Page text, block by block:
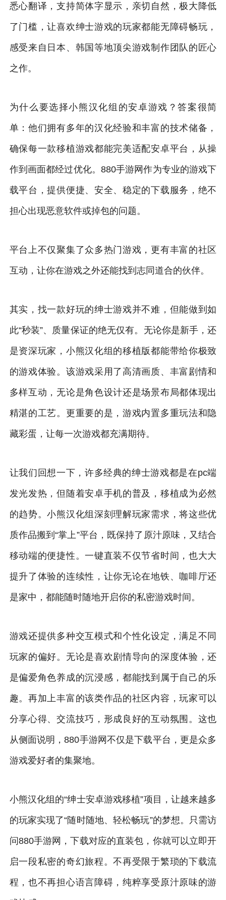
悉心翻译，支持简体字显示，亲切自然，极大降低
了门槛，让喜欢绅士游戏的玩家都能无障碍畅玩，
感受来自日本、韩国等地顶尖游戏制作团队的匠心
之作。
为什么要选择小熊汉化组的安卓游戏？答案很简
单：他们拥有多年的汉化经验和丰富的技术储备，
确保每一款移植游戏都能完美适配安卓平台，从操
作到画面都经过优化。880手游网作为专业的游戏下
载平台，提供便捷、安全、稳定的下载服务，绝不
担心出现恶意软件或掉包的问题。
平台上不仅聚集了众多热门游戏，更有丰富的社区
互动，让你在游戏之外还能找到志同道合的伙伴。
其实，找一款好玩的绅士游戏并不难，但能做到如
此“秒装”、质量保证的绝无仅有。无论你是新手，还
是资深玩家，小熊汉化组的移植版都能带给你极致
的游戏体验。该游戏采用了高清画质、丰富剧情和
多样互动，无论是角色设计还是场景布局都体现出
精湛的工艺。更重要的是，游戏内置多重玩法和隐
藏彩蛋，让每一次游戏都充满期待。
让我们回想一下，许多经典的绅士游戏都是在pc端
发光发热，但随着安卓手机的普及，移植成为必然
的趋势。小熊汉化组深刻理解玩家需求，将这些优
质作品搬到“掌上”平台，既保持了原汁原味，又结合
移动端的便捷性。一键直装不仅节省时间，也大大
提升了体验的连续性，让你无论在地铁、咖啡厅还
是家中，都能随时随地开启你的私密游戏时间。
游戏还提供多种交互模式和个性化设定，满足不同
玩家的偏好。无论是喜欢剧情导向的深度体验，还
是偏爱角色养成的沉浸感，都能找到属于自己的乐
趣。再加上丰富的该类作品的社区内容，玩家可以
分享心得、交流技巧，形成良好的互动氛围。这也
从侧面说明，880手游网不仅是下载平台，更是众多
游戏爱好者的集聚地。
小熊汉化组的“绅士安卓游戏移植”项目，让越来越多
的玩家实现了“随时随地、轻松畅玩”的梦想。只需访
问880手游网，下载对应的直装包，你就可以立即开
启一段私密的奇幻旅程。不再受限于繁琐的下载流
程，也不再担心语言障碍，纯粹享受原汁原味的游